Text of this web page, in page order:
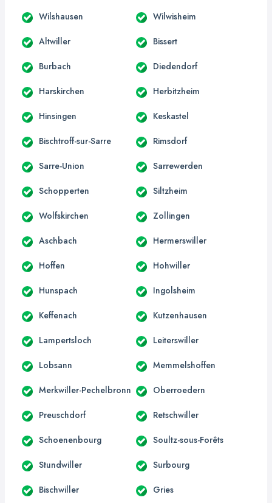
Wilshausen Wilwisheim
Altwiller Bissert
Burbach Diedendorf
Harskirchen Herbitzheim
Hinsingen Keskastel
Bischtroff-sur-Sarre Rimsdorf
Sarre-Union Sarrewerden
Schopperten Siltzheim
Wolfskirchen Zollingen
Aschbach Hermerswiller
Hoffen Hohwiller
Hunspach Ingolsheim
Keffenach Kutzenhausen
Lampertsloch Leiterswiller
Lobsann Memmelshoffen
Merkwiller-Pechelbronn Oberroedern
Preuschdorf Retschwiller
Schoenenbourg Soultz-sous-Forêts
Stundwiller Surbourg
Bischwiller Gries